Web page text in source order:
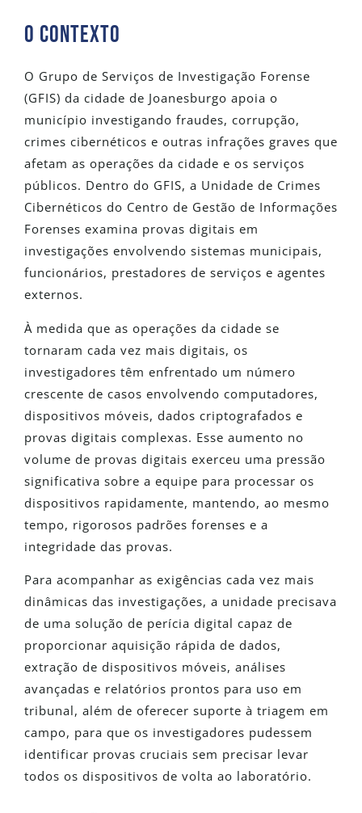
O Contexto
O Grupo de Serviços de Investigação Forense
(GFIS) da cidade de Joanesburgo apoia o
município investigando fraudes, corrupção,
crimes cibernéticos e outras infrações graves que
afetam as operações da cidade e os serviços
públicos. Dentro do GFIS, a Unidade de Crimes
Cibernéticos do Centro de Gestão de Informações
Forenses examina provas digitais em
investigações envolvendo sistemas municipais,
funcionários, prestadores de serviços e agentes
externos.
À medida que as operações da cidade se
tornaram cada vez mais digitais, os
investigadores têm enfrentado um número
crescente de casos envolvendo computadores,
dispositivos móveis, dados criptografados e
provas digitais complexas. Esse aumento no
volume de provas digitais exerceu uma pressão
significativa sobre a equipe para processar os
dispositivos rapidamente, mantendo, ao mesmo
tempo, rigorosos padrões forenses e a
integridade das provas.
Para acompanhar as exigências cada vez mais
dinâmicas das investigações, a unidade precisava
de uma solução de perícia digital capaz de
proporcionar aquisição rápida de dados,
extração de dispositivos móveis, análises
avançadas e relatórios prontos para uso em
tribunal, além de oferecer suporte à triagem em
campo, para que os investigadores pudessem
identificar provas cruciais sem precisar levar
todos os dispositivos de volta ao laboratório.